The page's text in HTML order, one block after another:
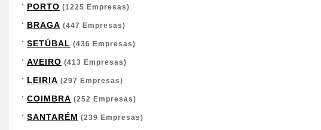
PORTO (1225 Empresas)
BRAGA (447 Empresas)
SETÚBAL (436 Empresas)
AVEIRO (413 Empresas)
LEIRIA (297 Empresas)
COIMBRA (252 Empresas)
SANTARÉM (239 Empresas)